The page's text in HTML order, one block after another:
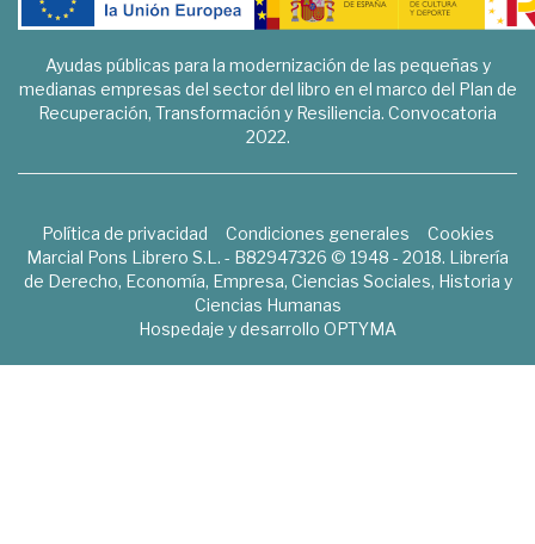
Ayudas públicas para la modernización de las pequeñas y
medianas empresas del sector del libro en el marco del Plan de
Recuperación, Transformación y Resiliencia. Convocatoria
2022.
Política de privacidad Condiciones generales
Cookies
Marcial Pons Librero S.L. - B82947326 © 1948 - 2018. Librería
de Derecho, Economía, Empresa, Ciencias Sociales, Historia y
Ciencias Humanas
Hospedaje y desarrollo OPTYMA